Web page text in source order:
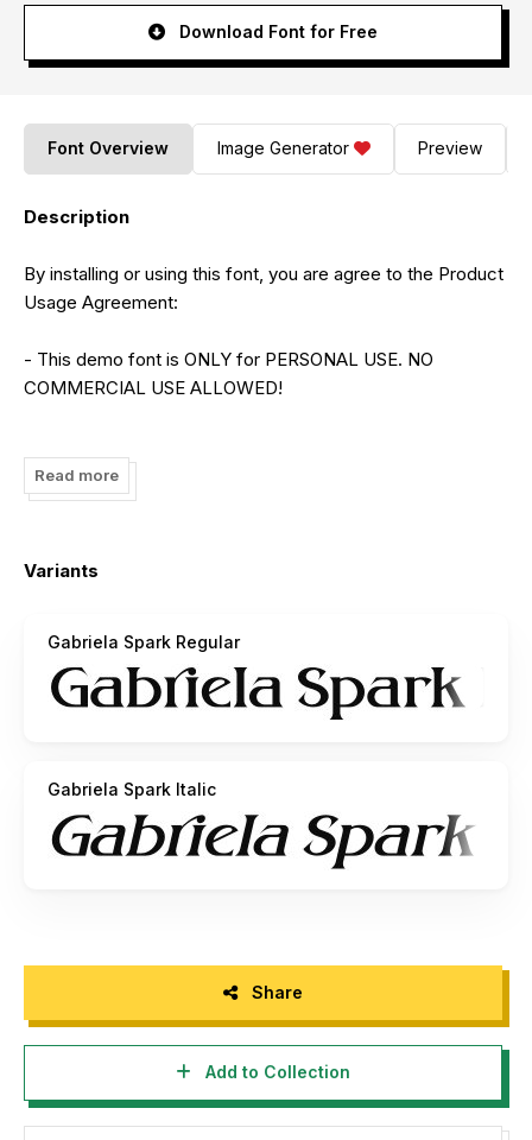
Download Font for Free
Font Overview Image Generator Preview
Description
By installing or using this font, you are agree to the Product
Usage Agreement:
- This demo font is ONLY for PERSONAL USE. NO
COMMERCIAL USE ALLOWED!
license:
By installing or using this font, you are agree to the Product
- Here is the link to purchase full version and commercial
license:
- This demo font is ONLY for PERSONAL USE. NO
COMMERCIAL USE ALLOWED!
- This demo font is ONLY for PERSONAL USE. NO
COMMERCIAL USE ALLOWED!
- Here is the link to purchase full version and commercial
Read more
Variants
Gabriela Spark Regular
Gabriela Spark Italic
Share
Add to Collection